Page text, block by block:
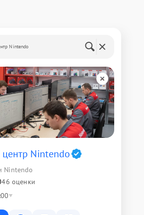
Nintendo
Nintendo
Nintendo
46 оценки